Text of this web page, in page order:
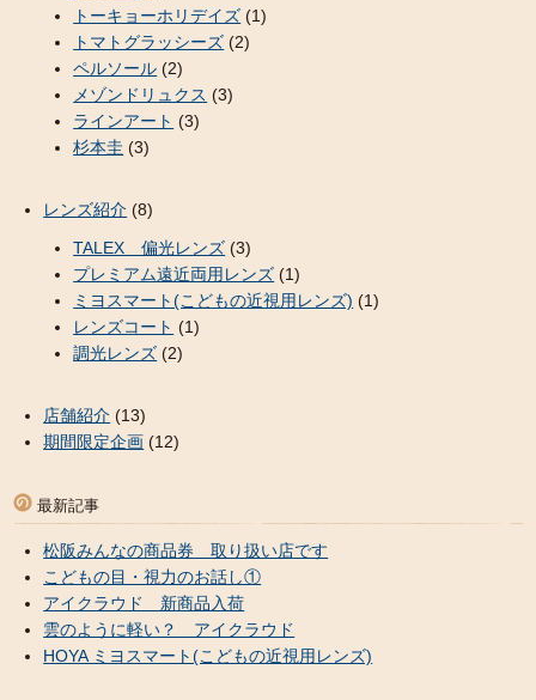
トーキョーホリデイズ (1)
トマトグラッシーズ (2)
ペルソール (2)
メゾンドリュクス (3)
ラインアート (3)
杉本圭 (3)
レンズ紹介 (8)
TALEX 偏光レンズ (3)
プレミアム遠近両用レンズ (1)
ミヨスマート(こどもの近視用レンズ) (1)
レンズコート (1)
調光レンズ (2)
店舗紹介 (13)
期間限定企画 (12)
最新記事
松阪みんなの商品券 取り扱い店です
こどもの目・視力のお話し①
アイクラウド 新商品入荷
雲のように軽い？ アイクラウド
HOYA ミヨスマート(こどもの近視用レンズ)